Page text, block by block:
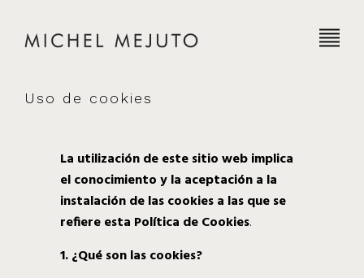
Uso de cookies
La utilización de este sitio web implica
el conocimiento y la aceptación a la
instalación de las cookies a las que se
refiere esta Política de Cookies.
1. ¿Qué son las cookies?